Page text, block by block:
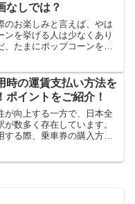
なしでは？
のお楽しみと言えば、やは
ンを挙げる人は少なくあり
、たまにポップコーンを食
余ったポップコーンを持ち
きるのか、ま...
時の運賃支払い方法を
ポイントをご紹介！
が向上する一方で、日本全
が数多く存在しています。
する際、乗車券の購入方法